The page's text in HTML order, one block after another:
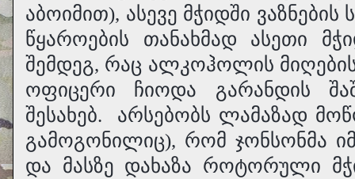
აბოიმით), ასევე მჭიდში
წყაროების თანახმად ასეთი
შემდეგ, რაც ალკოჰოლის
ოფიცერი ჩიოდა გარანდის
შესახებ.
არსებობს ლამაზად
გამოგონილიც), რომ ჯონსონმა
და მასზე დახაზა როტორული